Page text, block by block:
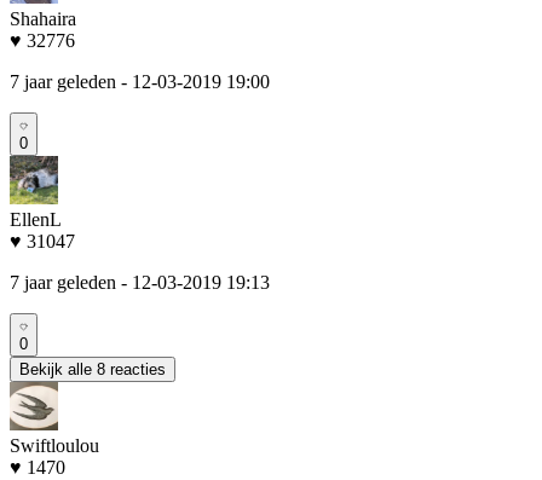
Shahaira
♥ 32776
7 jaar geleden - 12-03-2019 19:00
0
EllenL
♥ 31047
7 jaar geleden - 12-03-2019 19:13
0
Bekijk alle 8 reacties
Swiftloulou
♥ 1470